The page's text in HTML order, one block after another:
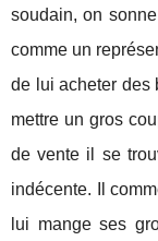
soudain, on
comme un
de lui acheter des
mettre un gros
de vente il se
indécente. Il
lui mange ses